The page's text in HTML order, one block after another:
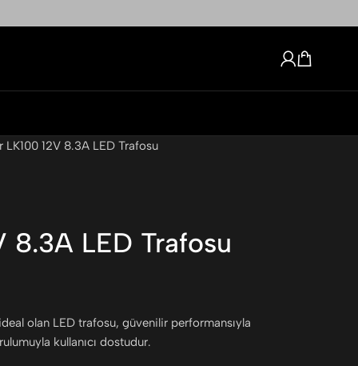
LK100 12V 8.3A LED Trafosu
8.3A LED Trafosu
olan LED trafosu, güvenilir performansıyla
kullanıcı dostudur.